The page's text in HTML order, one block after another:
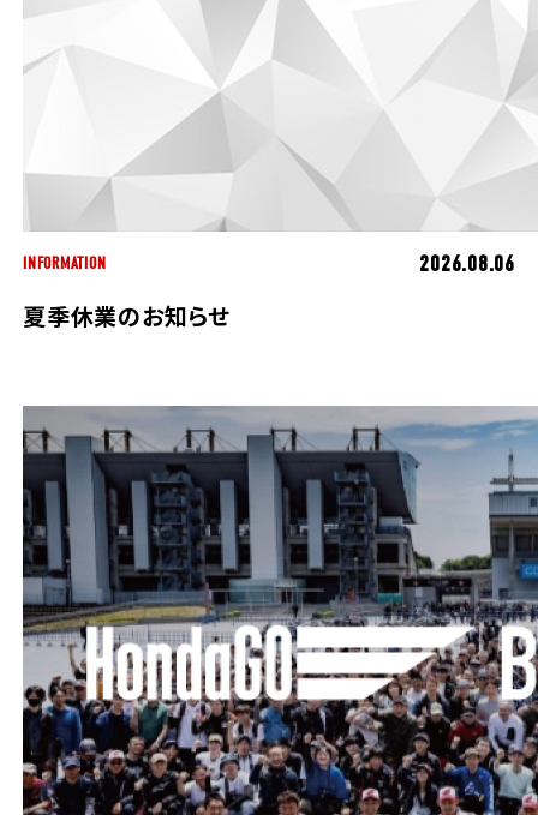
INFORMATION 2026.08.06
夏季休業のお知らせ
ホンダドリーム 横浜緑
ホンダドリーム 船橋
ホンダドリーム 松戸
ホンダドリーム ふかや花園
ホンダドリーム 鴻巣
ホンダドリーム 所沢
ホンダドリーム 大宮
ホンダドリーム 狭山
ホンダドリーム 東浦和
ホンダドリーム 姫路
ホンダドリーム 西宮甲子園
奈良県
ホンダドリーム 奈良